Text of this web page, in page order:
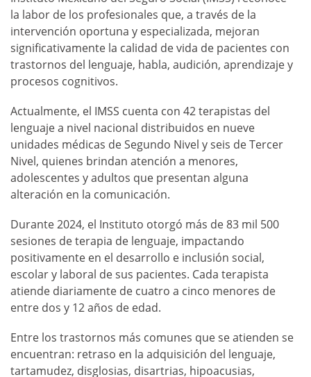
la labor de los profesionales que, a través de la
intervención oportuna y especializada, mejoran
significativamente la calidad de vida de pacientes con
trastornos del lenguaje, habla, audición, aprendizaje y
procesos cognitivos.
Actualmente, el IMSS cuenta con 42 terapistas del
lenguaje a nivel nacional distribuidos en nueve
unidades médicas de Segundo Nivel y seis de Tercer
Nivel, quienes brindan atención a menores,
adolescentes y adultos que presentan alguna
alteración en la comunicación.
Durante 2024, el Instituto otorgó más de 83 mil 500
sesiones de terapia de lenguaje, impactando
positivamente en el desarrollo e inclusión social,
escolar y laboral de sus pacientes. Cada terapista
atiende diariamente de cuatro a cinco menores de
entre dos y 12 años de edad.
Entre los trastornos más comunes que se atienden se
encuentran: retraso en la adquisición del lenguaje,
tartamudez, disglosias, disartrias, hipoacusias,